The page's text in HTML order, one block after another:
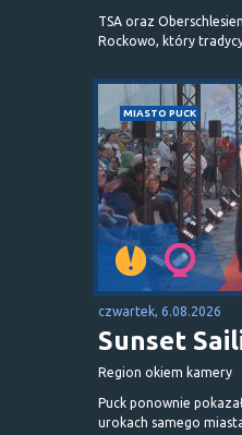
TSA oraz
Rockowo, który
MIASTO PUCK
czwartek, 6.08.2026
Sunset
Region okiem kamery
Puck ponownie
urokach samego